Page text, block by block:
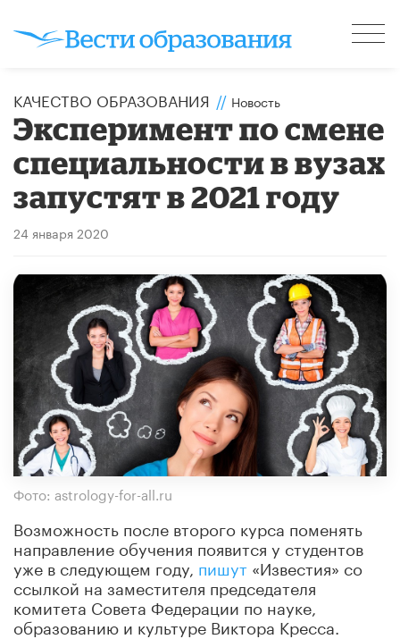
КАЧЕСТВО ОБРАЗОВАНИЯ // Новость
Эксперимент по смене
специальности в вузах
запустят в 2021 году
24 января 2020
Фото: astrology-for-all.ru
Возможность после второго курса поменять
направление обучения появится у студентов
уже в следующем году, пишут «Известия» со
ссылкой на заместителя председателя
комитета Совета Федерации по науке,
образованию и культуре Виктора Кресса.